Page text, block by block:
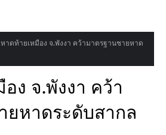
หาดท้ายเหมือง จ.พังงา คว้ามาตรฐานชายหาด
ง จ.พังงา คว้า
ยหาดระดับสากล